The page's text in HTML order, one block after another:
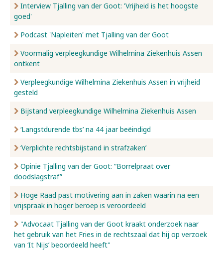
Interview Tjalling van der Goot: 'Vrijheid is het hoogste
goed'
Podcast 'Napleiten' met Tjalling van der Goot
Voormalig verpleegkundige Wilhelmina Ziekenhuis Assen
ontkent
Verpleegkundige Wilhelmina Ziekenhuis Assen in vrijheid
gesteld
Bijstand verpleegkundige Wilhelmina Ziekenhuis Assen
‘Langstdurende tbs’ na 44 jaar beëindigd
‘Verplichte rechtsbijstand in strafzaken’
Opinie Tjalling van der Goot: “Borrelpraat over
doodslagstraf”
Hoge Raad past motivering aan in zaken waarin na een
vrijspraak in hoger beroep is veroordeeld
"Advocaat Tjalling van der Goot kraakt onderzoek naar
het gebruik van het Fries in de rechtszaal dat hij op verzoek
van ‘It Nijs’ beoordeeld heeft"